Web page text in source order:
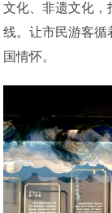
文化、非遗文化，
线。让市民游客循
国情怀。